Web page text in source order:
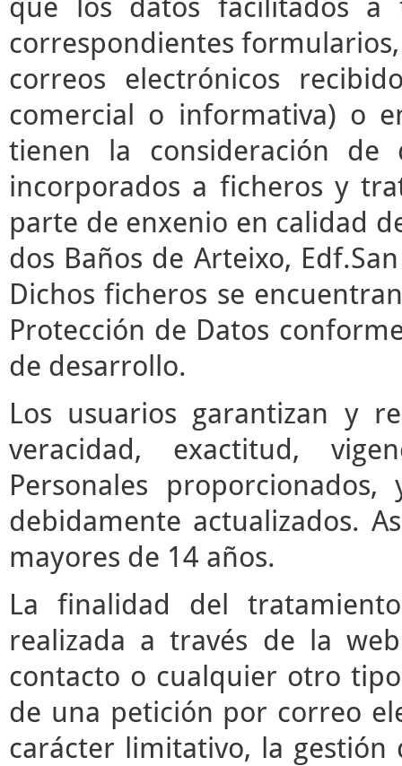
que los datos facilitados
correspondientes
correos electrónicos
comercial o informativa) o
tienen la consideración de
incorporados a ficheros y
parte de enxenio en calidad
dos Baños de Arteixo,
Dichos ficheros se
Protección de Datos
de desarrollo.
Los usuarios garantizan y
veracidad, exactitud,
Personales
debidamente actualizados.
mayores de 14 años.
La finalidad del
realizada a través de la
contacto o cualquier otro
de una petición por correo
carácter limitativo, la